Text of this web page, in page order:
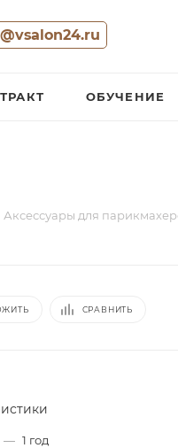
ОБУЧЕНИЕ
Аксессуары для
СРАВНИТЬ
— 1 год